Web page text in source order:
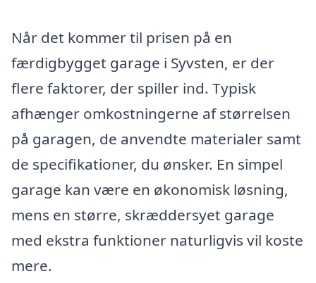
Når det kommer til prisen på en
færdigbygget garage i Syvsten, er der
flere faktorer, der spiller ind. Typisk
afhænger omkostningerne af størrelsen
på garagen, de anvendte materialer samt
de specifikationer, du ønsker. En simpel
garage kan være en økonomisk løsning,
mens en større, skræddersyet garage
med ekstra funktioner naturligvis vil koste
mere.